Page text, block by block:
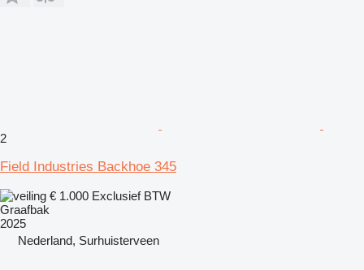
2
Field Industries Backhoe 345
€ 1.000 Exclusief BTW
Graafbak
2025
Nederland, Surhuisterveen